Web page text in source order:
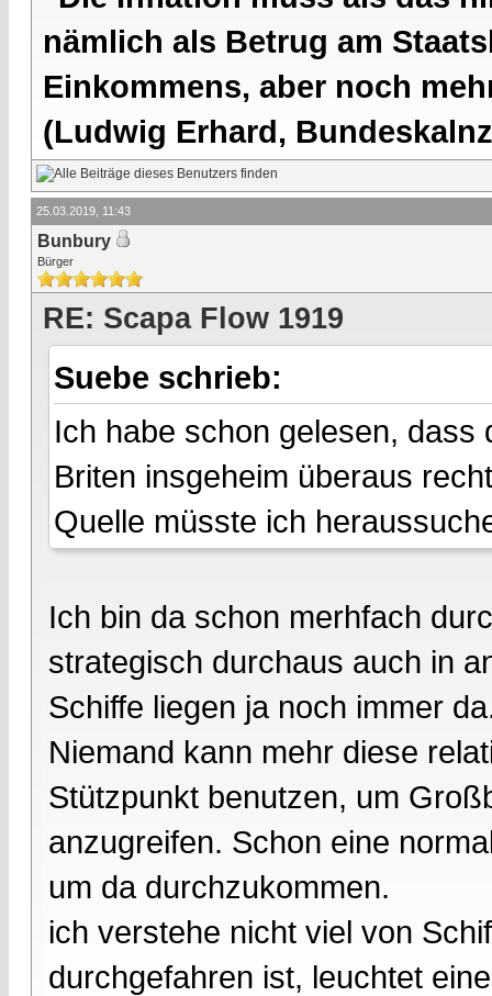
nämlich als Betrug am
Einkommens, aber noch
(Ludwig Erhard,
25.03.2019, 11:43
Bunbury
Bürger
RE: Scapa Flow 1919
Suebe schrieb:
Ich habe schon gelesen,
Briten insgeheim überaus
Quelle müsste ich
Ich bin da schon merhfach
strategisch durchaus auch in
Schiffe liegen ja noch immer
Niemand kann mehr diese
Stützpunkt benutzen, um
anzugreifen. Schon eine
um da durchzukommen.
ich verstehe nicht viel von
durchgefahren ist, leuchtet